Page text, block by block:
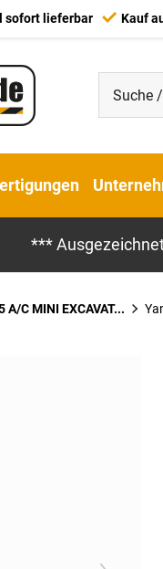
sofort lieferbar Kauf
***
A/C MINI EXCAVAT...